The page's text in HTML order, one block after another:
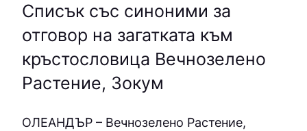
Списък със синоними за
отговор на загатката към
кръстословица Вечнозелено
Растение, Зокум
OЛEAНДЪP – Вечнозелено Растение,